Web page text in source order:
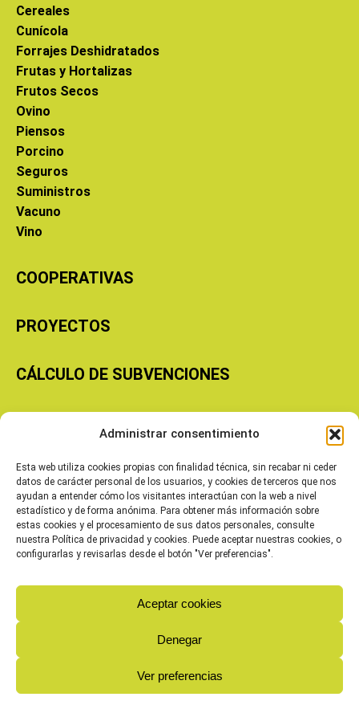
Administrar consentimiento
Esta web utiliza cookies propias con finalidad técnica, sin recabar ni ceder
datos de carácter personal de los usuarios, y cookies de terceros que nos
ayudan a entender cómo los visitantes interactúan con la web a nivel
estadístico y de forma anónima. Para obtener más información sobre
estas cookies y el procesamiento de sus datos personales, consulte
nuestra Política de privacidad y cookies. Puede aceptar nuestras cookies, o
configurarlas y revisarlas desde el botón "Ver preferencias".
Aceptar cookies
Denegar
Ver preferencias
Cereales
Cunícola
Forrajes Deshidratados
Frutas y Hortalizas
Frutos Secos
Ovino
Piensos
Porcino
Seguros
Suministros
Vacuno
Vino
COOPERATIVAS
PROYECTOS
CÁLCULO DE SUBVENCIONES